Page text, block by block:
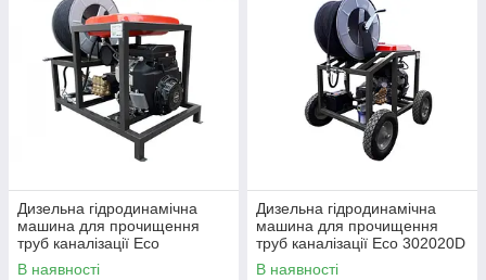
Дизельна гідродинамічна
машина для прочищення
труб каналізації Eco
701530DS
В наявності
Дизельна гідродинамічна
машина для прочищення
труб каналізації Eco 302020D
В наявності